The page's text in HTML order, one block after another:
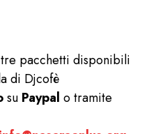
pacchetti disponibili
di Djcofè
su Paypal o tramite